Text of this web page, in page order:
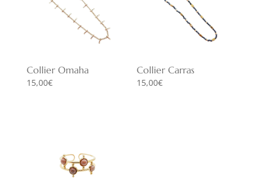
Collier Omaha
15,00€
Collier Carras
15,00€